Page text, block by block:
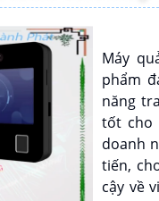
Máy
phẩm
năng
tốt cho
doanh
tiến,
cậy về